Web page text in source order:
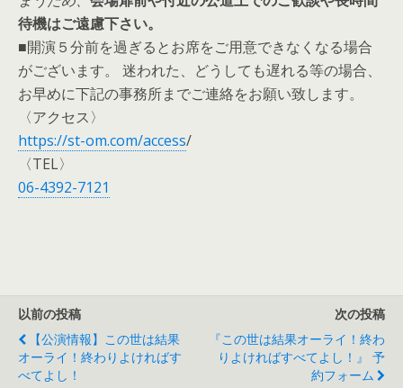
待機はご遠慮下さい。
■開演５分前を過ぎるとお席をご用意できなくなる場合
がございます。 迷われた、どうしても遅れる等の場合、
お早めに下記の事務所までご連絡をお願い致します。
〈アクセス〉
https://st-om.com/access/
〈TEL〉
06-4392-7121
以前の投稿
【公演情報】この世は結果
オーライ！終わりよければす
べてよし！
次の投稿
『この世は結果オーライ！終わ
りよければすべてよし！』 予
約フォーム